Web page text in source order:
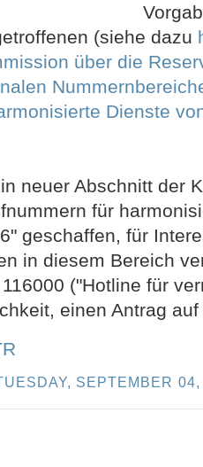
(siehe dazu
über die
Dienste
neuer Abschnitt der
für
geschaffen, für
in diesem Bereich
("Hotline für
einen Antrag
SEPTEMBER